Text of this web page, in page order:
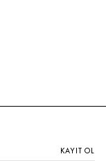
KAYIT OL